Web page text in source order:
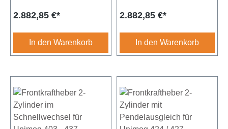
SchlauchsatzKat.2Hubkra
Pendelausgleich
Regulärer Preis:
2.882,85 €*
In den Warenkorb
SchlauchsatzKat.2Hubkra
Pendelausgleich
Regulärer Preis:
2.882,85 €*
In den Warenkorb